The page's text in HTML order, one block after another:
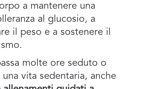
a mantenere una
al glucosio, a
il peso e a sostenere il
molte ore seduto o
una vita sedentaria, anche